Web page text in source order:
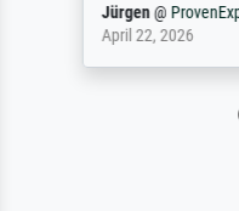
Jürgen@
April 22, 2026